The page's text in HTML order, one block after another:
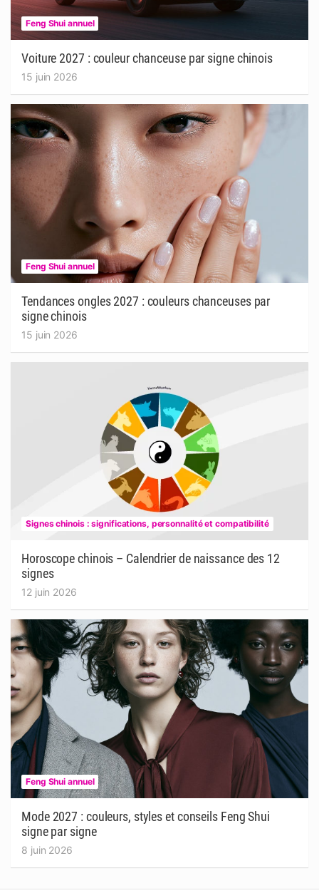
Feng Shui annuel
Voiture 2027 : couleur chanceuse par signe chinois
15 juin 2026
Feng Shui annuel
Tendances ongles 2027 : couleurs chanceuses par
signe chinois
15 juin 2026
Signes chinois : significations, personnalité et compatibilité
Horoscope chinois – Calendrier de naissance des 12
signes
12 juin 2026
Feng Shui annuel
Mode 2027 : couleurs, styles et conseils Feng Shui
signe par signe
8 juin 2026